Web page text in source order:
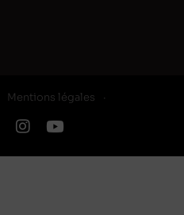
Mentions légales